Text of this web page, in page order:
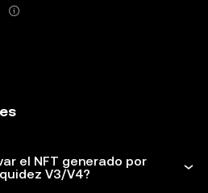
el NFT generado por
V3/V4?